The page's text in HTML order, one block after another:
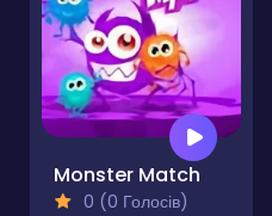
Monster Match
0 (0 Голосів)